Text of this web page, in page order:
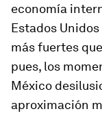
economía
Estados
más fuertes
pues, los
México
aproximación